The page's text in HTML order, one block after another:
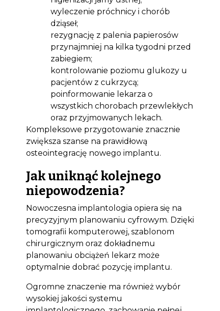
wyleczenie próchnicy i chorób
dziąseł;
rezygnację z palenia papierosów
przynajmniej na kilka tygodni przed
zabiegiem;
kontrolowanie poziomu glukozy u
pacjentów z cukrzycą;
poinformowanie lekarza o
wszystkich chorobach przewlekłych
oraz przyjmowanych lekach.
Kompleksowe przygotowanie znacznie
zwiększa szanse na prawidłową
osteointegrację nowego implantu.
Jak uniknąć kolejnego
niepowodzenia?
Nowoczesna implantologia opiera się na
precyzyjnym planowaniu cyfrowym. Dzięki
tomografii komputerowej, szablonom
chirurgicznym oraz dokładnemu
planowaniu obciążeń lekarz może
optymalnie dobrać pozycję implantu.
Ogromne znaczenie ma również wybór
wysokiej jakości systemu